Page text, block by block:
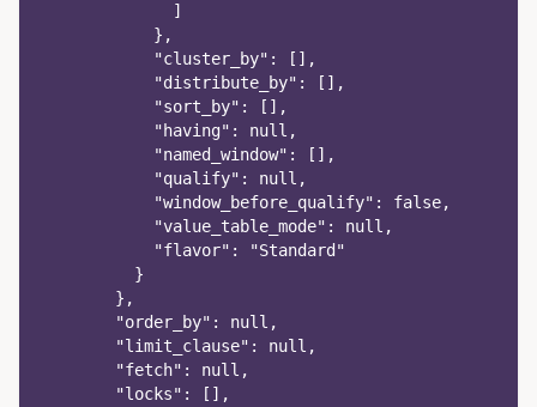
              ]
            },
            "cluster_by": [],
            "distribute_by": [],
            "sort_by": [],
            "having": null,
            "named_window": [],
            "qualify": null,
            "window_before_qualify": false,
            "value_table_mode": null,
            "flavor": "Standard"
          }
        },
        "order_by": null,
        "limit_clause": null,
        "fetch": null,
        "locks": [],